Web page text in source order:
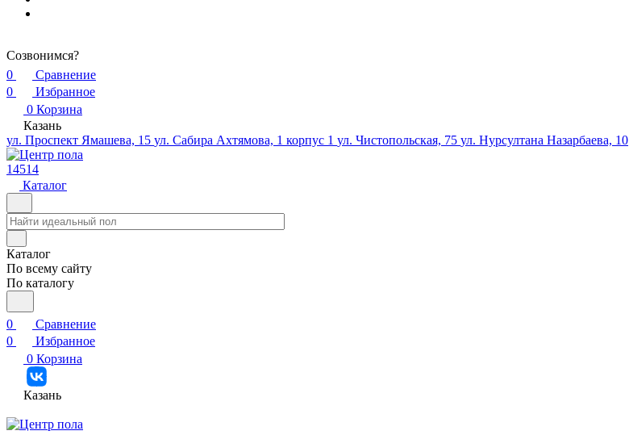
Созвонимся?
0
Сравнение
0
Избранное
0 Корзина
Казань
ул. Проспект Ямашева, 15 ул. Сабира Ахтямова, 1 корпус 1 ул. Чистопольская, 75 ул. Нурсултана Назарбаева, 10
14514
Каталог
Каталог
По всему сайту
По каталогу
0
Сравнение
0
Избранное
0 Корзина
Казань